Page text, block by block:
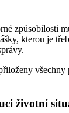
způsobilosti
kterou je
všechny
životní